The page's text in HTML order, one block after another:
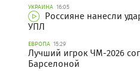
УКРАИНА 16:05
Россияне нанесли
УПЛ
ЕВРОПА 15:29
Лучший игрок ЧМ-2026
Барселоной